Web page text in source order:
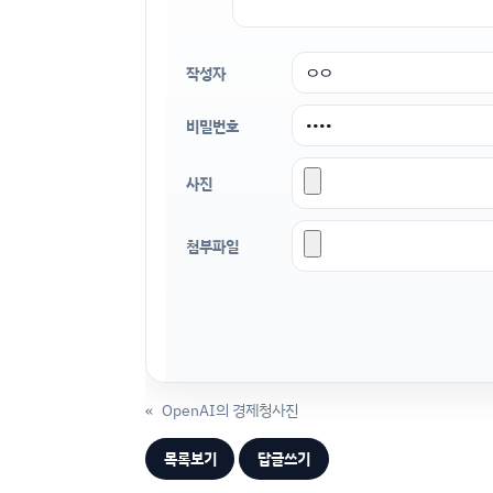
작성자
비밀번호
사진
첨부파일
« OpenAI의 경제청사진
목록보기 답글쓰기